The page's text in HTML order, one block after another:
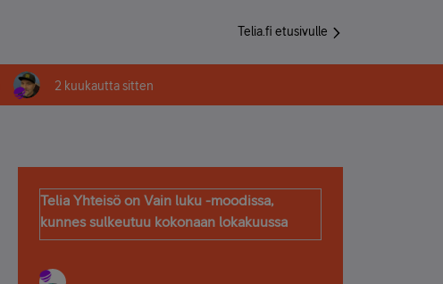
Telia.fi etusivulle
2 kuukautta sitten
Telia Yhteisö on Vain luku -moodissa,
kunnes sulkeutuu kokonaan lokakuussa